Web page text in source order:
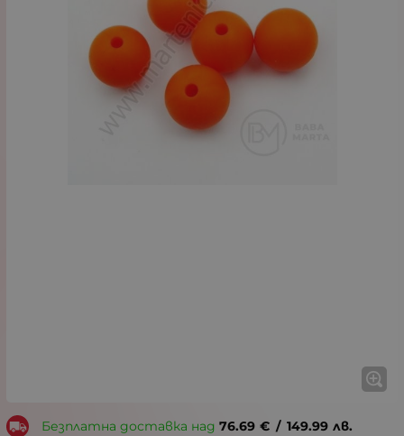
Безплатна доставка над 76.69 € / 149.99 лв.